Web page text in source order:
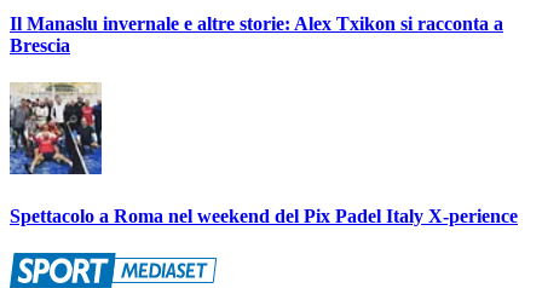
Il Manaslu invernale e altre storie: Alex Txikon si racconta a
Brescia
Spettacolo a Roma nel weekend del Pix Padel Italy X-perience